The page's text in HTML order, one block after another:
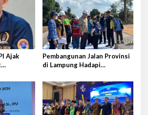
Ajak
Pembangunan Jalan Provinsi
di Lampung Hadapi